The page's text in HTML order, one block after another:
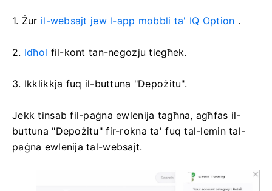
1. Żur il-websajt jew l-app mobbli ta' IQ Option .
2. Idħol fil-kont tan-negozju tiegħek.
3. Ikklikkja fuq il-buttuna "Depożitu".
Jekk tinsab fil-paġna ewlenija tagħna, agħfas il-
buttuna "Depożitu" fir-rokna ta' fuq tal-lemin tal-
paġna ewlenija tal-websajt.